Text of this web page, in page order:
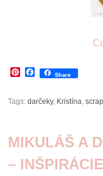
Pinterest
Facebook
Share
Tags:darčeky, Kristína,
MIKULÁŠ A
–